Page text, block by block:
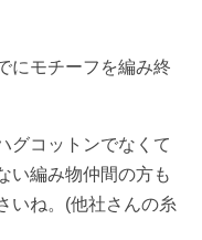
にモチーフを編み終
グコットンでなくて
い編み物仲間の方も
いね。(他社さんの糸